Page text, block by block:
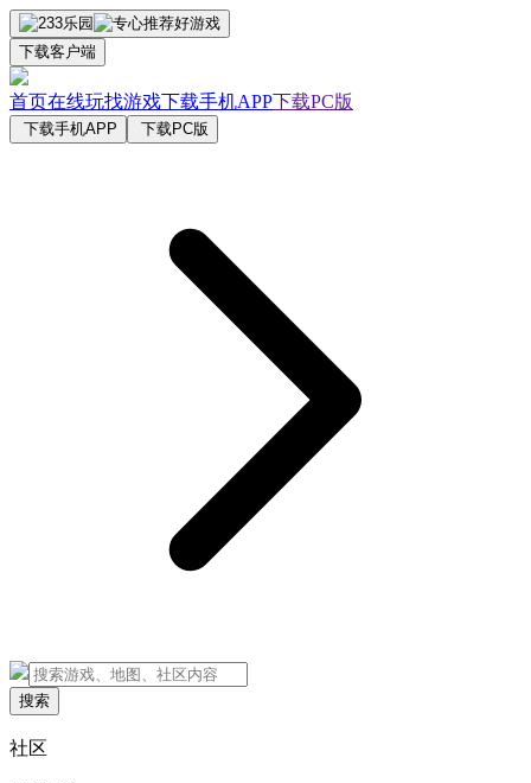
下载客户端
首页在线玩找游戏下载手机APP下载PC版
下载手机APP 下载PC版
搜索
社区